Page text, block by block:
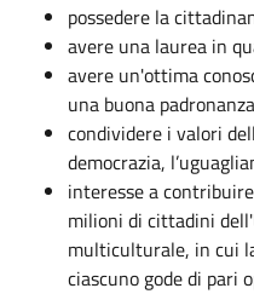
possedere la
avere una laurea in
avere un'ottima
una buona
condividere i valori
democrazia,
interesse a
milioni di cittadini
multiculturale, in cui
ciascuno gode di pari